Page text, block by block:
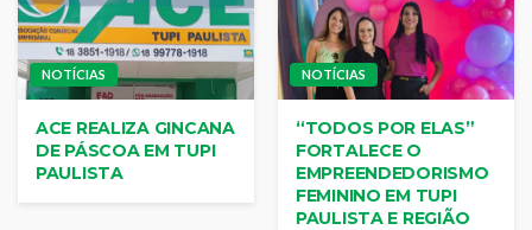
NOTÍCIAS
ACE REALIZA GINCANA
DE PÁSCOA EM TUPI
PAULISTA
NOTÍCIAS
“TODOS POR ELAS”
FORTALECE O
EMPREENDEDORISMO
FEMININO EM TUPI
PAULISTA E REGIÃO